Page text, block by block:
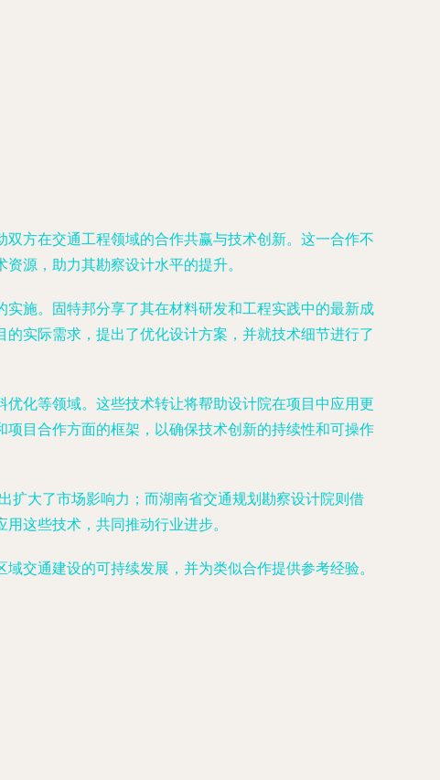
方在交通工程领域的合作共赢与技术创新。这一合作不
源，助力其勘察设计水平的提升。
施。固特邦分享了其在材料研发和工程实践中的最新成
实际需求，提出了优化设计方案，并就技术细节进行了
化等领域。这些技术转让将帮助设计院在项目中应用更
目合作方面的框架，以确保技术创新的持续性和可操作
扩大了市场影响力；而湖南省交通规划勘察设计院则借
这些技术，共同推动行业进步。
交通建设的可持续发展，并为类似合作提供参考经验。